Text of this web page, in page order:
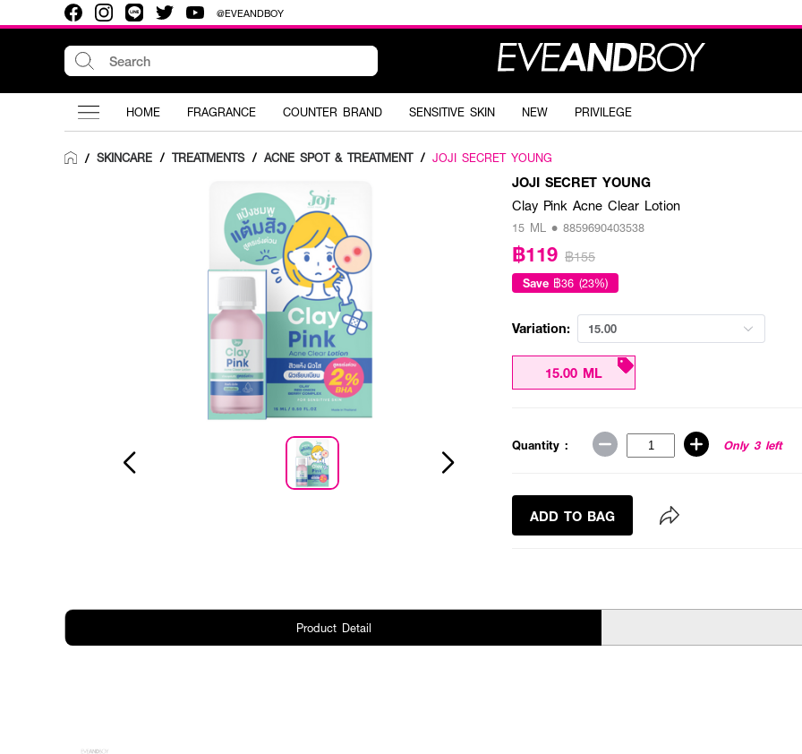
@EVEANDBOY
HOME FRAGRANCE COUNTER BRAND SENSITIVE SKIN NEW PRIVILEGE
/ SKINCARE / TREATMENTS / ACNE SPOT & TREATMENT / JOJI SECRET YOUNG
JOJI SECRET YOUNG
Clay Pink Acne Clear Lotion
15 ML • 8859690403538
฿119 ฿155
Save ฿36 (23%)
Variation: 15.00
15.00 ML
Quantity : Only 3 left
ADD TO BAG
Product Detail